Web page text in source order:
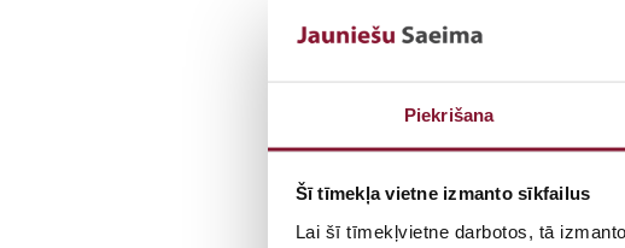
Piekrišana
Šī tīmekļa vietne izmanto sīkfailus
Lai šī tīmekļvietne darbotos, tā